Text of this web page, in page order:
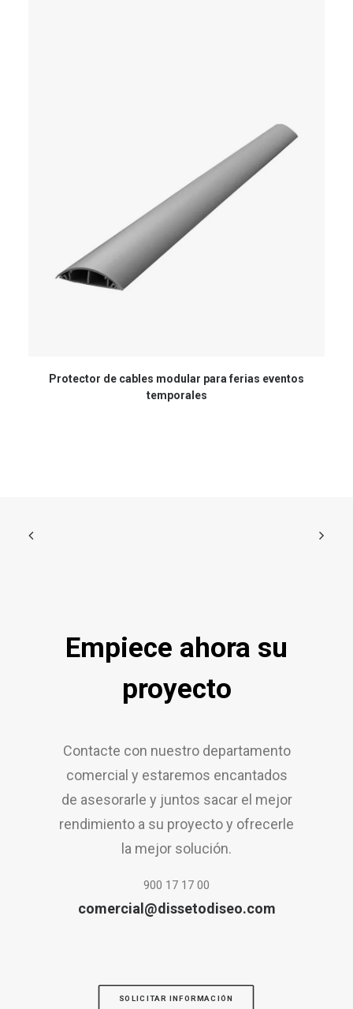
Protector de cables modular para ferias eventos
temporales
Empiece ahora su
proyecto
Contacte con nuestro departamento
comercial y estaremos encantados
de asesorarle y juntos sacar el mejor
rendimiento a su proyecto y ofrecerle
la mejor solución.
900 17 17 00
comercial@dissetodiseo.com
SOLICITAR INFORMACIÓN